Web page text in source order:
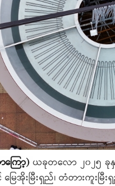
ကြော့) ယခုတလော ၂၀၂၅ ခု
ေအိုးမြီးရှည်၊ တံတားကူးမြီ